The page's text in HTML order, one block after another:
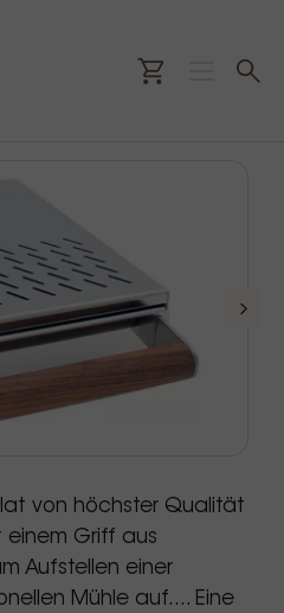
von höchster Qualität
einem Griff aus
Aufstellen einer
Mühle auf.... Eine